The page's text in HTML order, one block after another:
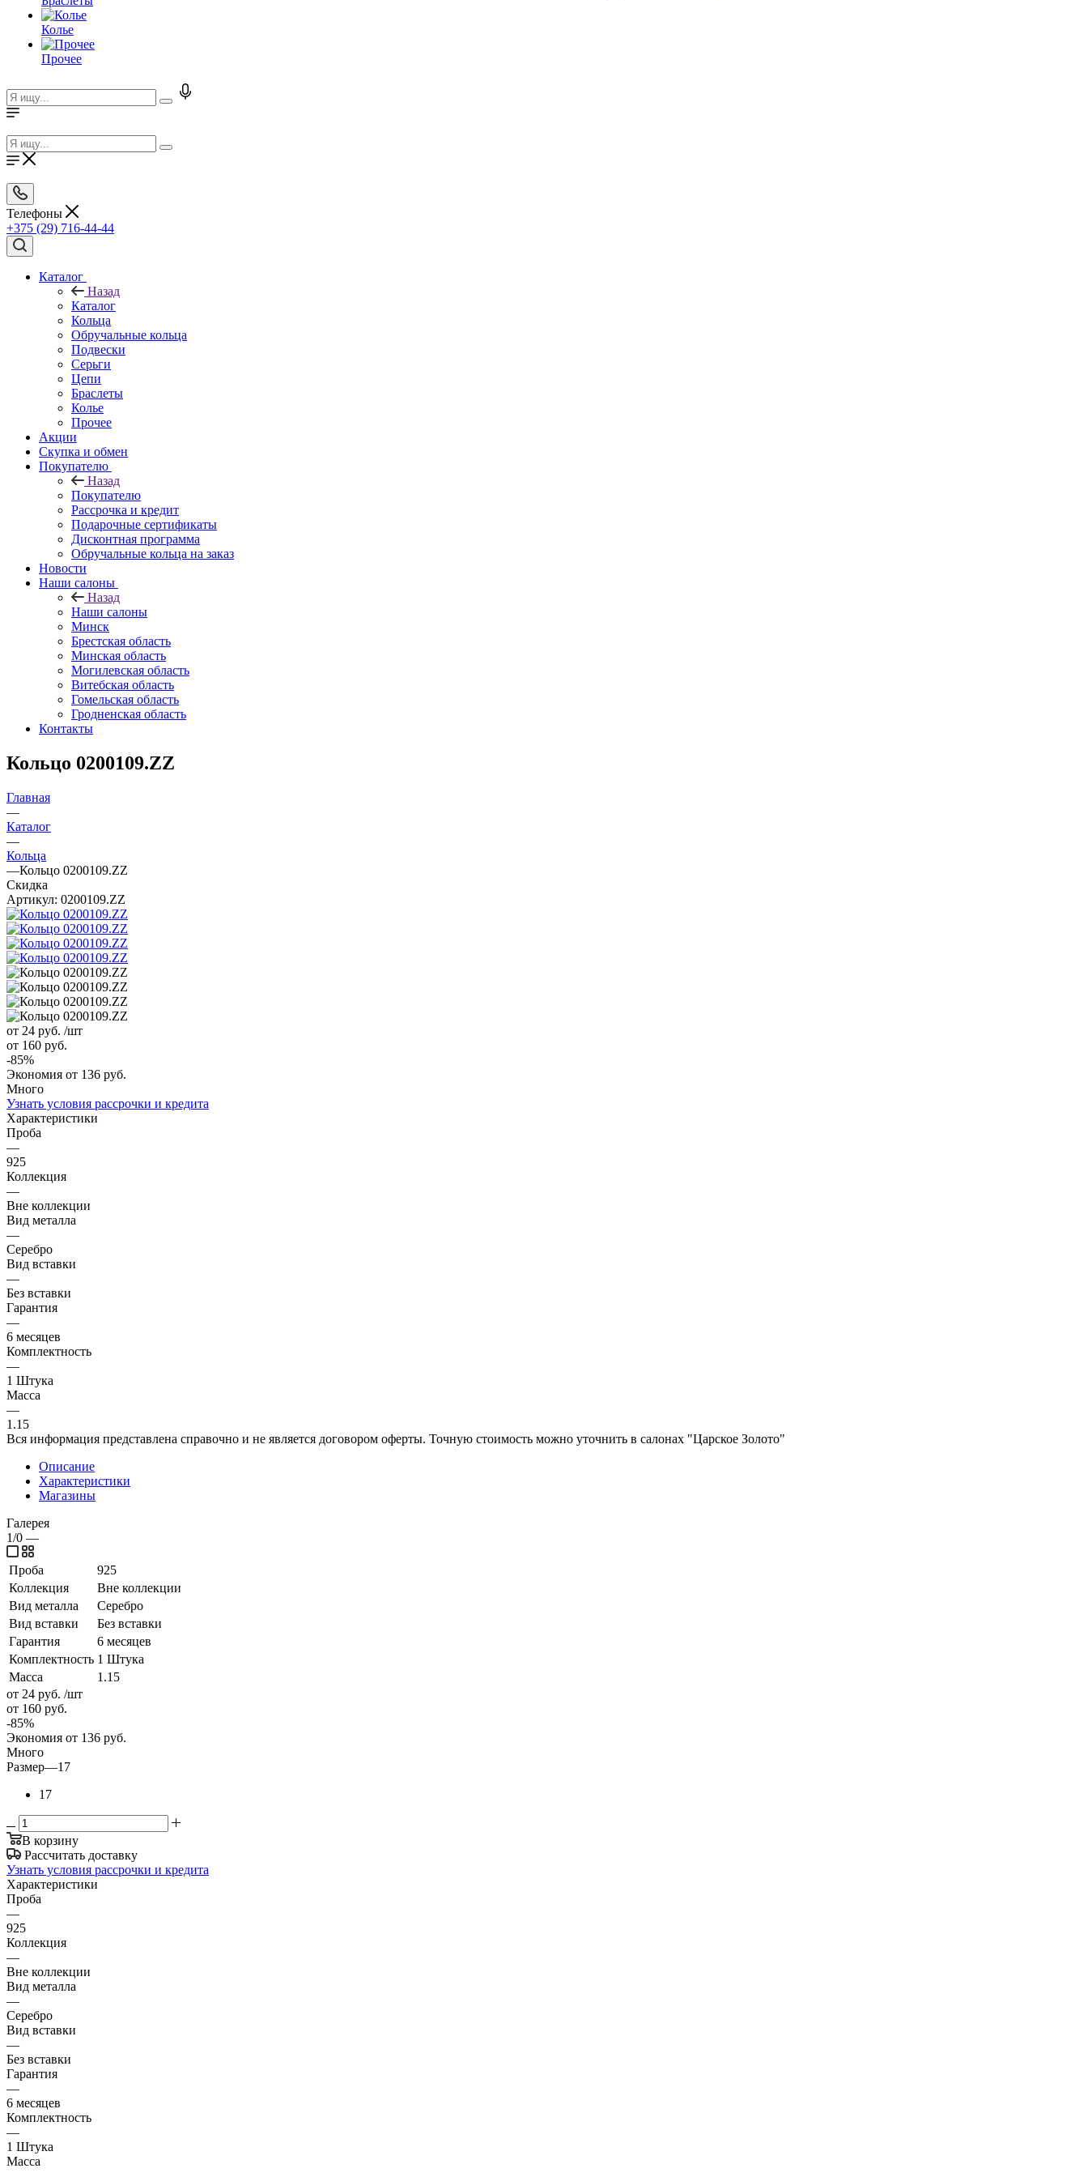
Колье
Прочее
Телефоны
+375 (29) 716-44-44
Каталог
Назад
Каталог
Кольца
Обручальные кольца
Подвески
Серьги
Цепи
Браслеты
Колье
Прочее
Акции
Скупка и обмен
Покупателю
Назад
Покупателю
Рассрочка и кредит
Подарочные сертификаты
Дисконтная программа
Обручальные кольца на заказ
Новости
Наши салоны
Назад
Наши салоны
Минск
Брестская область
Минская область
Могилевская область
Витебская область
Гомельская область
Гродненская область
Контакты
Кольцо 0200109.ZZ
Главная
—
Каталог
—
Кольца
—Кольцо 0200109.ZZ
Скидка
Артикул: 0200109.ZZ
от 24 руб. /шт
от 160 руб.
-85%
Экономия от 136 руб.
Много
Узнать условия рассрочки и кредита
Характеристики
Проба
—
925
Коллекция
—
Вне коллекции
Вид металла
—
Серебро
Вид вставки
—
Без вставки
Гарантия
—
6 месяцев
Комплектность
—
1 Штука
Масса
—
1.15
Вся информация представлена справочно и не является договором оферты. Точную стоимость можно уточнить в салонах "Царское Золото"
Описание
Характеристики
Магазины
Галерея
1/0 —
Проба
925
Коллекция
Вне коллекции
Вид металла
Серебро
Вид вставки
Без вставки
Гарантия
6 месяцев
Комплектность 1 Штука
Масса
1.15
от 24 руб. /шт
от 160 руб.
-85%
Экономия от 136 руб.
Много
Размер—17
17
В корзину
Рассчитать доставку
Узнать условия рассрочки и кредита
Характеристики
Проба
—
925
Коллекция
—
Вне коллекции
Вид металла
—
Серебро
Вид вставки
—
Без вставки
Гарантия
—
6 месяцев
Комплектность
—
1 Штука
Масса